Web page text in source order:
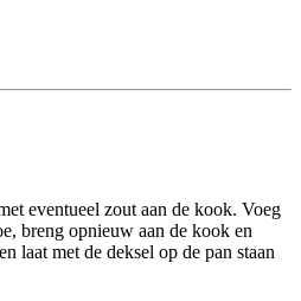
eventueel zout aan de kook. Voeg
breng opnieuw aan de kook en
laat met de deksel op de pan staan